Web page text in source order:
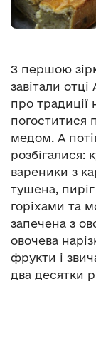
З першою
завітали
про традиції
погоститися
медом. А
розбігалися:
вареники з
тушена,
горіхами та
запечена з
овочева
фрукти і
два десятки